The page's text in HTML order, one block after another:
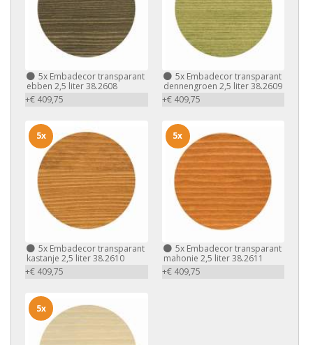
5x Embadecor transparant
ebben 2,5 liter 38.2608
+€ 409,75
5xEmbadecor transparant
dennengroen 2,5 liter 38.2609
+€ 409,75
5x Embadecor transparant
kastanje 2,5 liter 38.2610
+€ 409,75
5x
5xEmbadecor transparant
mahonie 2,5 liter 38.2611
+€ 409,75
5x
5x